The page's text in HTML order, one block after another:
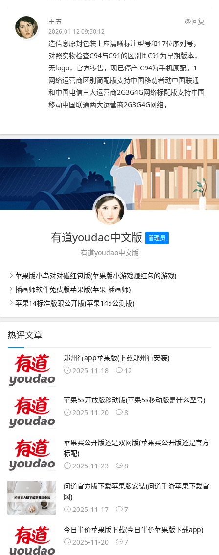
王五 @回复
2026-01-12 09:50:12
造信息原封包装上应清晰标注型号和17位序列号，
对照实物检查C94与C91的区别lt C91为早期版本，
无logo，官方零售，现已停产 C94为手机原配。1
网络运营商区别简配版支持中国移劝者动中国联通
和中国电信三大运营商2G3G4G网络标配版支持中国
移动中国联通两大运营商2G3G4G网络，
有道youdao中文版 管理员
有道youdao中文版
苹果版小鸟对对碰红包版(苹果版小游戏赚红包的游戏)
插画师软件免费版苹果版(苹果 插画师)
苹果14标准版跟公开版(苹果145公测版)
热评文章
郑州行app苹果版(下载郑州行安装)
2025-11-18
12
苹果5s开放版移动版(苹果5s移动版是什么型号)
2025-11-20
8
苹果买公开版还是双网版(苹果买公开版还是官方
标配)
2025-11-23
8
问道官方版下载苹果版安装(问道手游苹果下载官
网)
2025-11-17
7
今日半价苹果版下载(今日半价苹果版下载app)
2025-11-20
7